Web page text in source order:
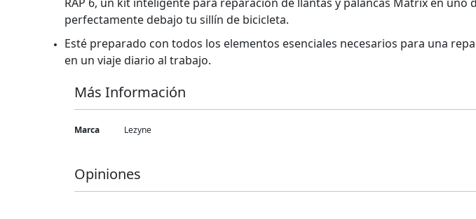
perfectamente debajo tu sillín de bicicleta.
Esté preparado con todos los elementos esenciales necesarios para una
en un viaje diario al trabajo.
Más Información
Más
Marca Lezyne
Opiniones